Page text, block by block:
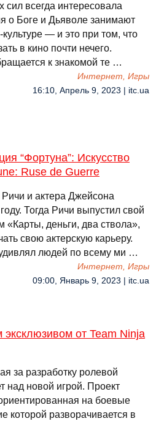
сил всегда интересовала
о Боге и Дьяволе занимают
— и это при том, что
в кино почти нечего.
к знакомой те …
Интернет, Игры
16:10, Апрель 9, 2023 | itc.ua
“Фортуна”: Искусство
Ruse de Guerre
и актера Джейсона
Тогда Ричи выпустил свой
деньги, два ствола»,
свою актерскую карьеру.
людей по всему ми …
Интернет, Игры
09:00, Январь 9, 2023 | itc.ua
от Team Ninja
за разработку ролевой
над новой игрой. Проект
на боевые
которой разворачивается в